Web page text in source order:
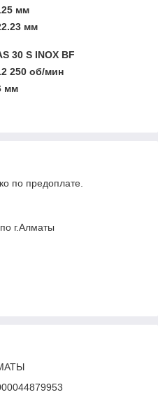
мм
мм
30 S INOX BF
250 об/мин
мм
по предоплате.
г.Алматы